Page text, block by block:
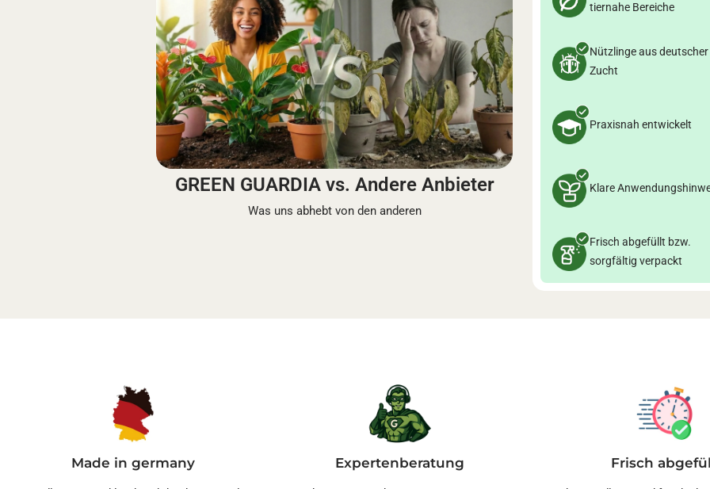
GREEN GUARDIA vs. Andere Anbieter
Was uns abhebt von den anderen
tiernahe Bereiche
Nützlinge aus deutscher
Zucht
Praxisnah entwickelt
Klare
Frisch abgefüllt bzw.
sorgfältig verpackt
Made in germany Expertenberatung Frisch